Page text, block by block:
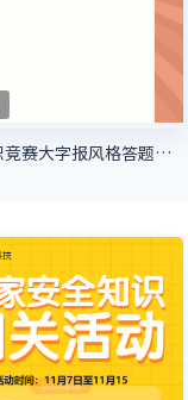
保险知识竞赛大字报风格答题活动